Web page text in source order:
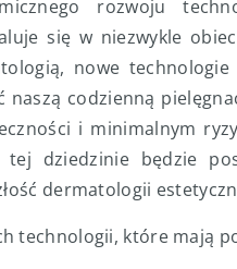
rozwoju
się w niezwykle
nowe
naszą codzienną
i minimalnym
dziedzinie będzie
dermatologii
technologii, które mają